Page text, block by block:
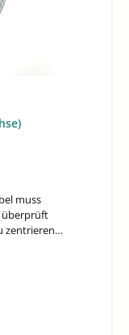
muss
überprüft
zentrieren